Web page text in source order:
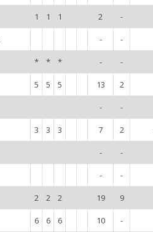
1 1 1 2 -
- -
* * * - -
5 5 5 13 2
- -
3 3 3 7 2
- -
- -
2 2 2 19 9
6 6 6 10 -